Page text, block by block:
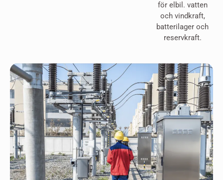
för elbil. vatten
och vindkraft,
batterilager och
reservkraft.